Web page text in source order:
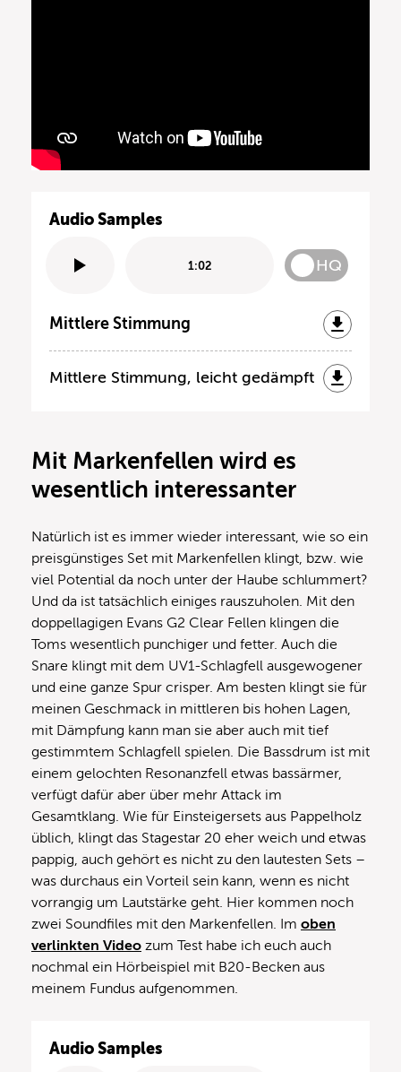
Audio Samples
1:02 HQ
Mittlere Stimmung
Mittlere Stimmung, leicht gedämpft
Mit Markenfellen wird es
wesentlich interessanter
Natürlich ist es immer wieder interessant, wie so ein
preisgünstiges Set mit Markenfellen klingt, bzw. wie
viel Potential da noch unter der Haube schlummert?
Und da ist tatsächlich einiges rauszuholen. Mit den
doppellagigen Evans G2 Clear Fellen klingen die
Toms wesentlich punchiger und fetter. Auch die
Snare klingt mit dem UV1-Schlagfell ausgewogener
und eine ganze Spur crisper. Am besten klingt sie für
meinen Geschmack in mittleren bis hohen Lagen,
mit Dämpfung kann man sie aber auch mit tief
gestimmtem Schlagfell spielen. Die Bassdrum ist mit
einem gelochten Resonanzfell etwas bassärmer,
verfügt dafür aber über mehr Attack im
Gesamtklang. Wie für Einsteigersets aus Pappelholz
üblich, klingt das Stagestar 20 eher weich und etwas
pappig, auch gehört es nicht zu den lautesten Sets –
was durchaus ein Vorteil sein kann, wenn es nicht
vorrangig um Lautstärke geht. Hier kommen noch
zwei Soundfiles mit den Markenfellen. Im oben
verlinkten Video zum Test habe ich euch auch
nochmal ein Hörbeispiel mit B20-Becken aus
meinem Fundus aufgenommen.
Audio Samples